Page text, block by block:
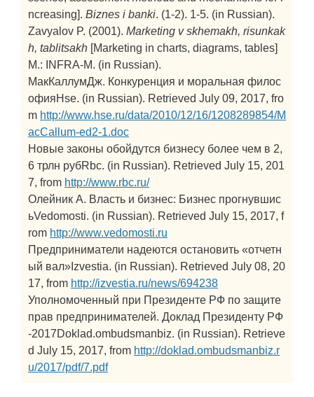
ncreasing]. Biznes i banki. (1-2). 1-5. (in Russian).
Zavyalov P. (2001). Marketing v skhemakh, risunkak
h, tablitsakh [Marketing in charts, diagrams, tables]
M.: INFRA-M. (in Russian).
МакКаллумДж. Конкуренция и моральная филос
офияHse. (in Russian). Retrieved July 09, 2017, fro
m http://www.hse.ru/data/2010/12/16/1208289854/M
acCallum-ed2-1.doc
Новые законы обойдутся бизнесу более чем в 2,
6 трлн рубRbc. (in Russian). Retrieved July 15, 201
7, from http://www.rbc.ru/
Олейник А. Власть и бизнес: Бизнес прогнувшис
ьVedomosti. (in Russian). Retrieved July 15, 2017, f
rom http://www.vedomosti.ru
Предприниматели надеются остановить «отчетн
ый вал»Izvestia. (in Russian). Retrieved July 08, 20
17, from http://izvestia.ru/news/694238
Уполномоченный при Президенте РФ по защите
прав предпринимателей. Доклад Президенту РФ
-2017Doklad.ombudsmanbiz. (in Russian). Retrieve
d July 15, 2017, from http://doklad.ombudsmanbiz.r
u/2017/pdf/7.pdf